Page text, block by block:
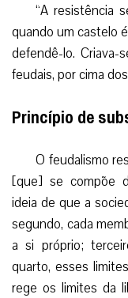
“A resistência
quando um castelo
defendê-lo. Criava-
feudais, por cima
Princípio de
O feudalismo
[que] se compõe
ideia de que a
segundo, cada
a si próprio;
quarto, esses
rege os limites da